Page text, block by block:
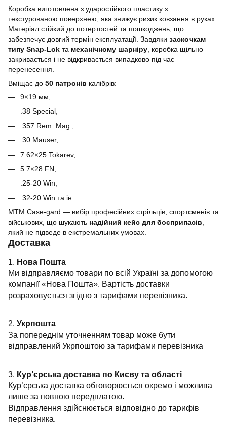
Коробка виготовлена з ударостійкого пластику з
текстурованою поверхнею, яка знижує ризик ковзання в руках.
Матеріал стійкий до потертостей та пошкоджень, що
забезпечує довгий термін експлуатації. Завдяки заскочкам
типу Snap-Lok та механічному шарніру , коробка щільно
закривається і не відкривається випадково під час
перенесення.
Вміщає до 50 патронів калібрів:
9×19 мм,
.38 Special,
.357 Rem. Mag.,
.30 Mauser,
7.62×25 Tokarev,
5.7×28 FN,
.25-20 Win,
.32-20 Win та ін.
MTM Case-gard — вибір професійних стрільців, спортсменів та
військових, що шукають надійний кейс для боєприпасів
який не підведе в екстремальних умовах.
Доставка
1. Нова Пошта
Ми відправляємо товари по всій Україні за допомогою
компанії «Нова Пошта». Вартість доставки
розраховується згідно з тарифами перевізника.
2. Укрпошта
За попереднім уточненням товар може бути
відправлений Укрпоштою за тарифами перевізника
3. Кур’єрська доставка по Києву та області
Кур’єрська доставка обговорюється окремо і можлива
лише за повною передплатою.
Відправлення здійснюється відповідно до тарифів
перевізника.